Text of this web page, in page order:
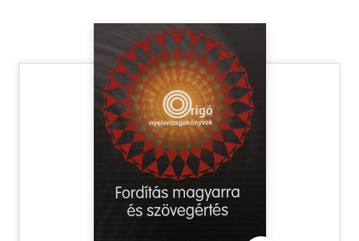
Hobbi, szabadidő
Tankönyv, segédkönyv